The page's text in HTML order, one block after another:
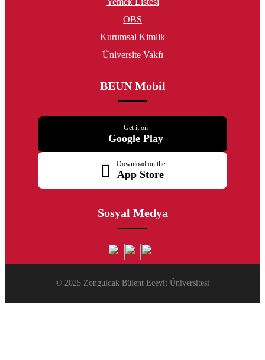
OBS
Kurumsal Kimlik
Üniversite Vakfı
BEUN Mobil
Get it on
Google Play
Download on the
App Store
Sosyal Medya
© 2025 Zonguldak Bülent Ecevit Üniversitesi